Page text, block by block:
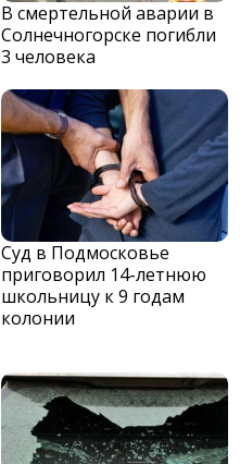
В смертельной аварии в
Солнечногорске погибли
3 человека
Суд в Подмосковье
приговорил 14-летнюю
школьницу к 9 годам
колонии